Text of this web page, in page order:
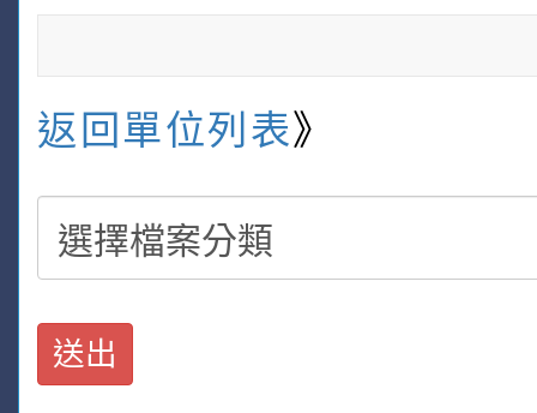
返回單位列表》
送出